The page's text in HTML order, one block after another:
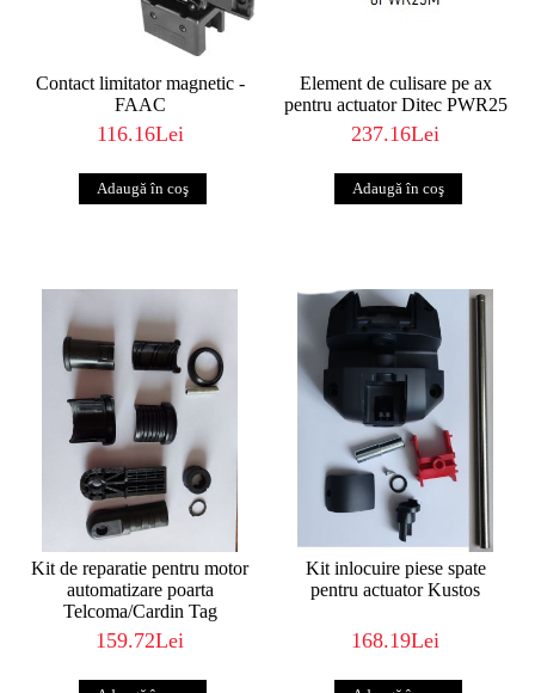
Contact limitator magnetic -
FAAC
116.16Lei
Element de culisare pe ax
pentru actuator Ditec PWR25
237.16Lei
Kit de reparatie pentru motor
automatizare poarta
Telcoma/Cardin Tag
159.72Lei
Kit inlocuire piese spate
pentru actuator Kustos
168.19Lei